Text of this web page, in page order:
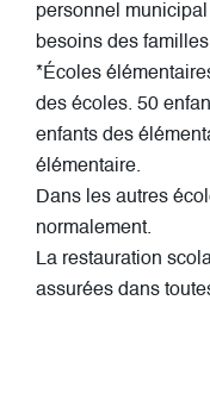
personnel
besoins des
*Écoles
des écoles. 50
enfants des
élémentaire.
Dans les autres
normalement.
La restauration
assurées dans